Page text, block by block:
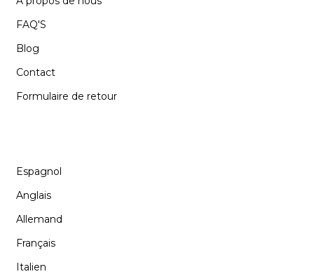
FAQ'S
Blog
Contact
Formulaire de retour
Espagnol
Anglais
Allemand
Français
Italien